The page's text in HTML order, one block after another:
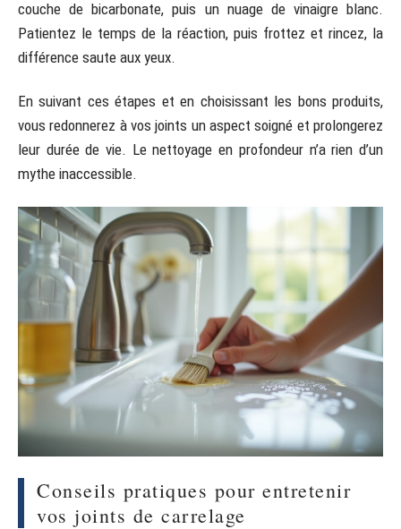
couche de bicarbonate, puis un nuage de vinaigre blanc.
Patientez le temps de la réaction, puis frottez et rincez, la
différence saute aux yeux.
En suivant ces étapes et en choisissant les bons produits,
vous redonnerez à vos joints un aspect soigné et prolongerez
leur durée de vie. Le nettoyage en profondeur n’a rien d’un
mythe inaccessible.
Conseils pratiques pour entretenir
vos joints de carrelage